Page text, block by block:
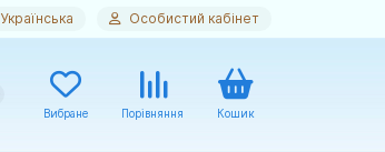
Українська Особистий кабінет
Вибране Порівняння Кошик